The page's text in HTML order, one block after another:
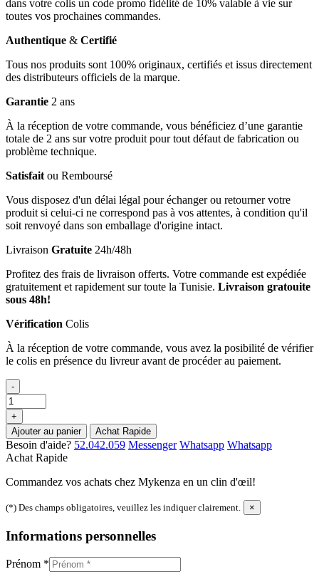
dans votre colis un code promo fidélité de 10% valable à vie sur
toutes vos prochaines commandes.
Authentique & Certifié
Tous nos produits sont 100% originaux, certifiés et issus directement
des distributeurs officiels de la marque.
Garantie 2 ans
À la réception de votre commande, vous bénéficiez d’une garantie
totale de 2 ans sur votre produit pour tout défaut de fabrication ou
problème technique.
Satisfait ou Remboursé
Vous disposez d'un délai légal pour échanger ou retourner votre
produit si celui-ci ne correspond pas à vos attentes, à condition qu'il
soit renvoyé dans son emballage d'origine intact.
Livraison Gratuite 24h/48h
Profitez des frais de livraison offerts. Votre commande est expédiée
gratuitement et rapidement sur toute la Tunisie. Livraison gratouite
sous 48h!
Vérification Colis
À la réception de votre commande, vous avez la posibilité de vérifier
le colis en présence du livreur avant de procéder au paiement.
-
+
Ajouter au panier
Achat Rapide
Besoin d'aide? 52.042.059 Messenger Whatsapp Whatsapp
Achat Rapide
Commandez vos achats chez Mykenza en un clin d'œil!
(*) Des champs obligatoires, veuillez les indiquer clairement. ×
Informations personnelles
Prénom *